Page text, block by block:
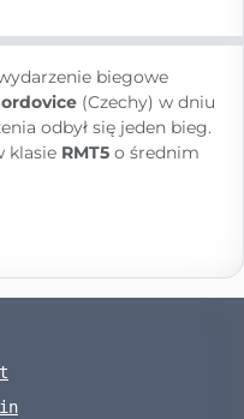
biegowe
(Czechy) w dniu
odbył się jeden bieg.
klasie RMT5 o średnim